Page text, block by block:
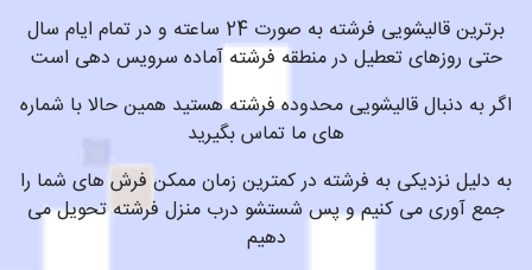
برترین قالیشویی فرشته به صورت 24 ساعته و در تمام ایام سال
حتی روزهای تعطیل در منطقه فرشته آماده سرویس دهی است
اگر به دنبال قالیشویی محدوده فرشته هستید همین حالا با شماره
های ما تماس بگیرید
به دلیل نزدیکی به فرشته در کمترین زمان ممکن فرش های شما را
جمع آوری می کنیم و پس شستشو درب منزل فرشته تحویل می
دهیم